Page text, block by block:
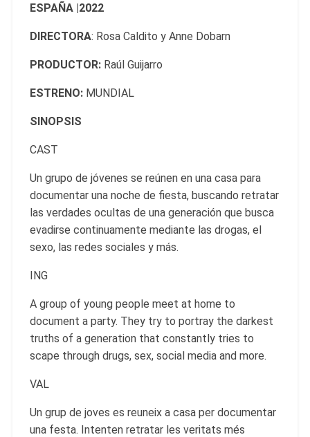
ESPAÑA |2022
DIRECTORA: Rosa Caldito y Anne Dobarn
PRODUCTOR:Raúl Guijarro
ESTRENO: MUNDIAL
SINOPSIS
CAST
Un grupo de jóvenes se reúnen en una casa para
documentar una noche de fiesta, buscando retratar
las verdades ocultas de una generación que busca
evadirse continuamente mediante las drogas, el
sexo, las redes sociales y más.
ING
A group of young people meet at home to
document a party. They try to portray the darkest
truths of a generation that constantly tries to
scape through drugs, sex, social media and more.
VAL
Un grup de joves es reuneix a casa per documentar
una festa. Intenten retratar les veritats més